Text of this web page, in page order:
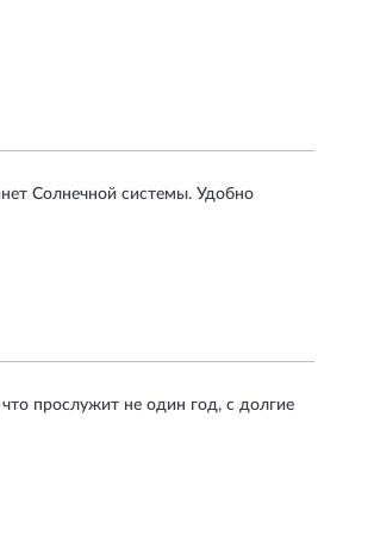
Солнечной системы. Удобно
прослужит не один год, с долгие